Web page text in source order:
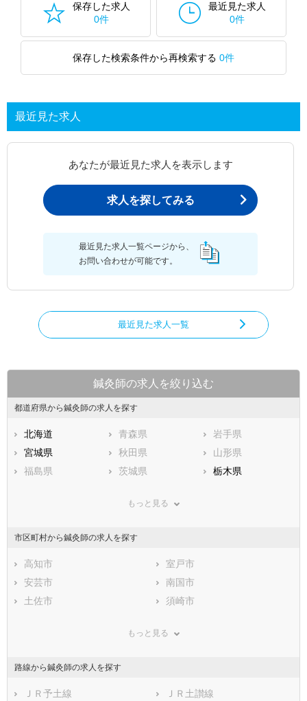
保存した求人
0件
最近見た求人
0件
保存した検索条件から再検索する 0件
最近見た求人
あなたが最近見た求人を表示します
求人を探してみる
最近見た求人一覧ページから、
お問い合わせが可能です。
最近見た求人一覧
鍼灸師の求人を絞り込む
都道府県から鍼灸師の求人を探す
北海道 青森県
岩手県
宮城県
秋田県
山形県
福島県
茨城県
栃木県
神奈川県
石川県
福井県
静岡県
滋賀県
兵庫県
山口県
福岡県
熊本県
もっと見る
市区町村から鍼灸師の求人を探す
高知市
室戸市
安芸市
南国市
土佐市
須崎市
香南市
安芸郡奈半利町
安芸郡安田町
安芸郡北川村
もっと見る
路線から鍼灸師の求人を探す
ＪＲ予土線 ＪＲ土讃線